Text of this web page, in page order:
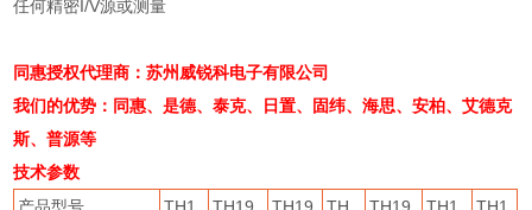
任何精密I/V源或测量
同惠授权代理商：苏州威锐科电子有限公司
我们的优势：同惠、是德、泰克、日置、固纬、海思、安柏、艾德克
斯、普源等
技术参数